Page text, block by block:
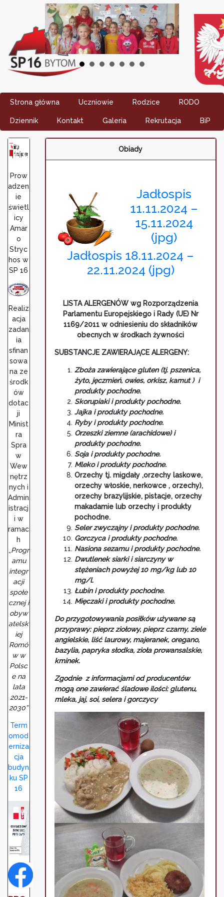
Strona główna Uczniowie Rodzice RODO
Dziennik Kontakt Galeria Rekrutacja BiP
Prow
adzen
ie
świetl
icy
Amar
o
Stryc
hos w
SP 16
Realiz
acja
zadan
ia
sfinan
sowa
na ze
środk
ów
dotac
ji
Minist
ra
Spra
w
Wew
nętrz
nych i
Admin
istracj
i w
ramac
h
„Progr
amu
integr
acji
społe
cznej i
obyw
atelsk
iej
Romó
w w
Polsc
e na
lata
2021-
2030”
Term
omod
erniza
cja
budyn
ku SP
16
Obiady
Jadłospis
11.11.2024 –
15.11.2024
(jpg)
Jadłospis 18.11.2024 –
22.11.2024 (jpg)
LISTA ALERGENÓW wg Rozporządzenia
Parlamentu Europejskiego i Rady (UE) Nr
1169/2011 w odniesieniu do składników
obecnych w środkach żywności
SUBSTANCJE ZAWIERAJĄCE ALERGENY:
Zboża zawierające gluten (tj. pszenica,
żyto, jęczmień, owies, orkisz, kamut ) i
produkty pochodne.
Skorupiaki i produkty pochodne.
Jajka i produkty pochodne.
Ryby i produkty pochodne.
Orzeszki ziemne (arachidowe) i
produkty pochodne.
Soja i produkty pochodne.
Mleko i produkty pochodne.
Orzechy tj. migdały ,orzechy laskowe,
orzechy włoskie, nerkowce , orzechy),
orzechy brazylijskie, pistacje, orzechy
makadamie lub orzechy i produkty
pochodne.
Seler zwyczajny i produkty pochodne.
Gorczyca i produkty pochodne.
Nasiona sezamu i produkty pochodne.
Dwutlenek siarki i siarczyny w
stężeniach powyżej 10 mg/kg lub 10
mg/l.
Łubin i produkty pochodne.
Mięczaki i produkty pochodne.
Do przygotowywania posiłków używane są
przyprawy: pieprz ziołowy, pieprz czarny, ziele
angielskie, liść laurowy, majeranek, oregano,
bazylia, papryka słodka, zioła prowansalskie,
kminek.
Zgodnie z informacjami od producentów
mogą one zawierać śladowe ilości: glutenu,
mleka, jaj, soi, selera i gorczycy